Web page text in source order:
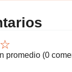
☆
promedio (0